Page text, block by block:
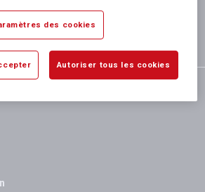
12h
des cookies
Autoriser tous les cookies